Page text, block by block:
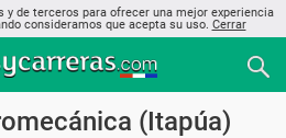
de terceros para ofrecer una mejor experiencia
consideramos que acepta su uso. Cerrar
(Itapúa)